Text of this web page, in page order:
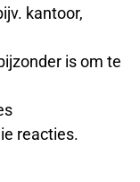
kantoor,
is om te
reacties.